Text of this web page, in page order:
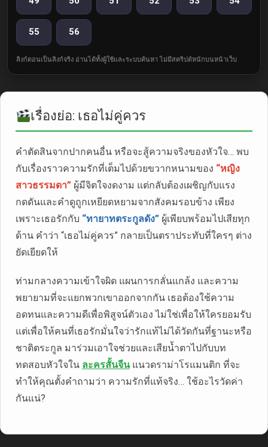
55 56
ลิงก์ตอนเป็นลิงก์จริง อ่านได้ทั้งผู้ใช้และระบบค้นหา ไม่มีสคริปต์หนักบนหน้าเว็บ
เรื่องย่อ: เธอไม่คู่ควร
คำตัดสินจากปากคนอื่น หรือจะสู้ความจริงของหัวใจ… พบ
กับเรื่องราวความรักที่เต็มไปด้วยขวากหนามของ “หญิง
สาวธรรมดา” ผู้มีจิตใจงดงาม แต่กลับต้องเผชิญกับแรง
กดดันและคำดูถูกเหยียดหยามจากสังคมรอบข้าง เพียง
เพราะเธอรักกับ “ทายาทตระกูลดัง” ผู้เพียบพร้อมไปเสียทุก
ด้าน คำว่า “เธอไม่คู่ควร” กลายเป็นตราประทับที่ใครๆ ต่าง
ยัดเยียดให้
ท่ามกลางความเข้าใจผิด แผนการกลั่นแกล้ง และความ
พยายามที่จะแยกพวกเขาออกจากกัน เธอต้องใช้ความ
อดทนและความดีเพื่อพิสูจน์ตัวเอง ไม่ใช่เพื่อให้ใครยอมรับ
แต่เพื่อให้คนที่เธอรักมั่นใจว่ารักแท้ไม่ได้วัดกันที่ฐานะหรือ
ชาติตระกูล มาร่วมเอาใจช่วยและเสียน้ำตาไปกับบท
ทดสอบหัวใจใน ละครสั้นจีนแนวดราม่าโรแมนติก ที่จะ
ทำให้คุณตั้งคำถามว่า ความรักที่แท้จริง… ใช้อะไรวัดค่า
กันแน่?